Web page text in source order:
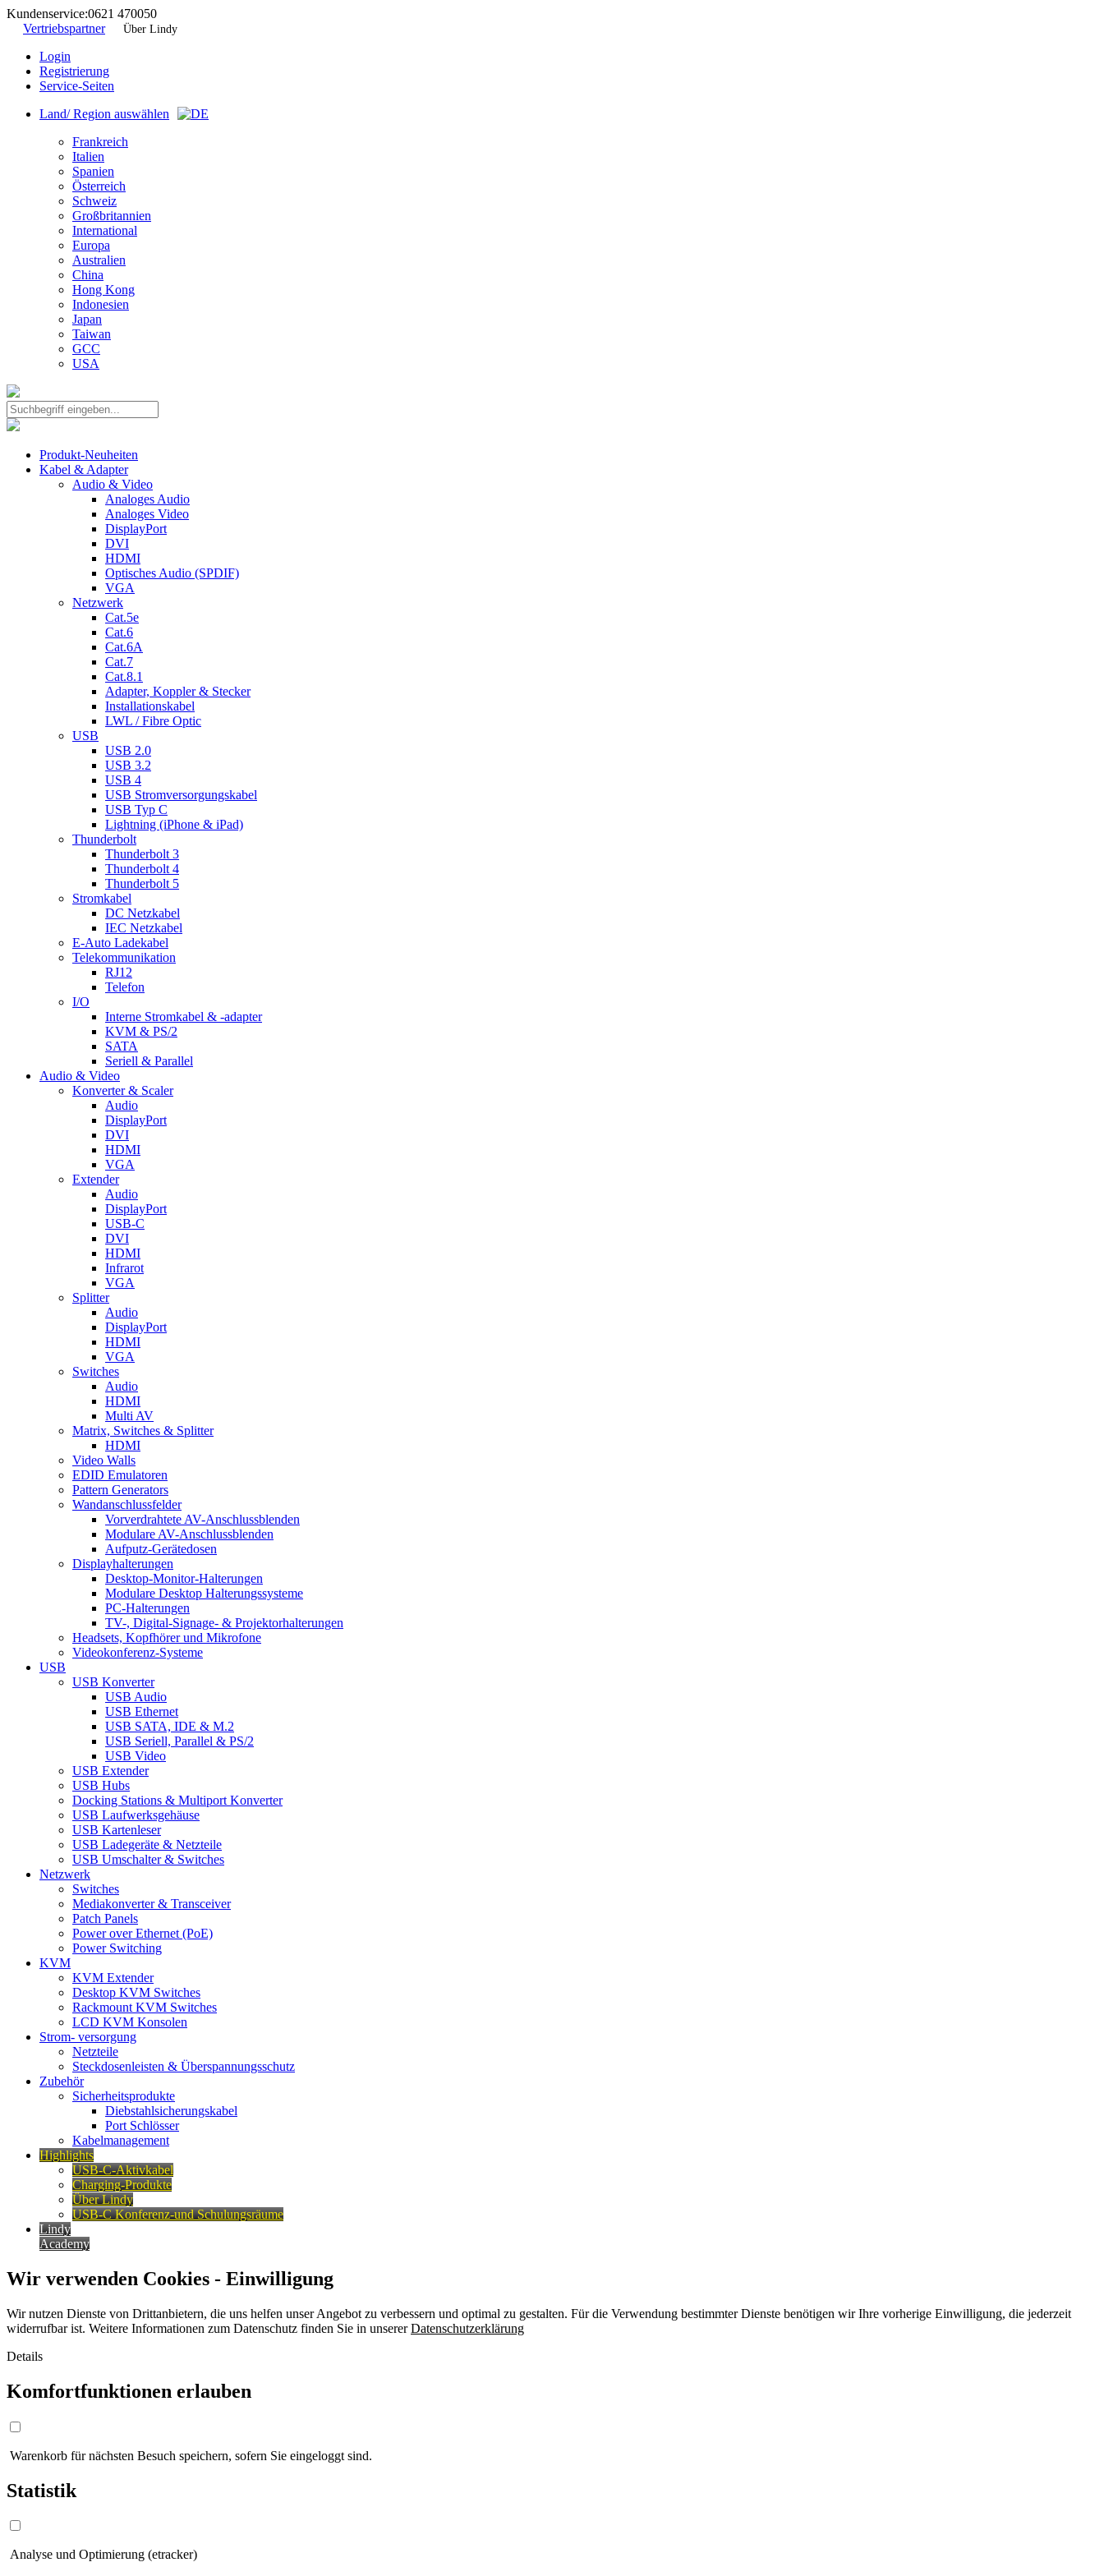
Kundenservice:0621 470050
Vertriebspartner
Über Lindy
Login
Registrierung
Service-Seiten
Land/ Region auswählen
Frankreich
Italien
Spanien
Österreich
Schweiz
Großbritannien
International
Europa
Australien
China
Hong Kong
Indonesien
Japan
Taiwan
GCC
USA
Produkt-Neuheiten
Kabel & Adapter
Audio & Video
Analoges Audio
Analoges Video
DisplayPort
DVI
HDMI
Optisches Audio (SPDIF)
VGA
Netzwerk
Cat.5e
Cat.6
Cat.6A
Cat.7
Cat.8.1
Adapter, Koppler & Stecker
Installationskabel
LWL / Fibre Optic
USB
USB 2.0
USB 3.2
USB 4
USB Stromversorgungskabel
USB Typ C
Lightning (iPhone & iPad)
Thunderbolt
Thunderbolt 3
Thunderbolt 4
Thunderbolt 5
Stromkabel
DC Netzkabel
IEC Netzkabel
E-Auto Ladekabel
Telekommunikation
RJ12
Telefon
I/O
Interne Stromkabel & -adapter
KVM & PS/2
SATA
Seriell & Parallel
Audio & Video
Konverter & Scaler
Audio
DisplayPort
DVI
HDMI
VGA
Extender
Audio
DisplayPort
USB-C
DVI
HDMI
Infrarot
VGA
Splitter
Audio
DisplayPort
HDMI
VGA
Switches
Audio
HDMI
Multi AV
Matrix, Switches & Splitter
HDMI
Video Walls
EDID Emulatoren
Pattern Generators
Wandanschlussfelder
Vorverdrahtete AV-Anschlussblenden
Modulare AV-Anschlussblenden
Aufputz-Gerätedosen
Displayhalterungen
Desktop-Monitor-Halterungen
Modulare Desktop Halterungssysteme
PC-Halterungen
TV-, Digital-Signage- & Projektorhalterungen
Headsets, Kopfhörer und Mikrofone
Videokonferenz-Systeme
USB
USB Konverter
USB Audio
USB Ethernet
USB SATA, IDE & M.2
USB Seriell, Parallel & PS/2
USB Video
USB Extender
USB Hubs
Docking Stations & Multiport Konverter
USB Laufwerksgehäuse
USB Kartenleser
USB Ladegeräte & Netzteile
USB Umschalter & Switches
Netzwerk
Switches
Mediakonverter & Transceiver
Patch Panels
Power over Ethernet (PoE)
Power Switching
KVM
KVM Extender
Desktop KVM Switches
Rackmount KVM Switches
LCD KVM Konsolen
Strom- versorgung
Netzteile
Steckdosenleisten & Überspannungsschutz
Zubehör
Sicherheitsprodukte
Diebstahlsicherungskabel
Port Schlösser
Kabelmanagement
Highlights
USB-C-Aktivkabel
Charging-Produkte
Über Lindy
USB-C Konferenz-und Schulungsräume
Lindy
Academy
Wir verwenden Cookies - Einwilligung
Wir nutzen Dienste von Drittanbietern, die uns helfen unser Angebot zu verbessern und optimal zu gestalten. Für die Verwendung bestimmter Dienste benötigen wir Ihre vorherige Einwilligung, die jederzeit
widerrufbar ist. Weitere Informationen zum Datenschutz finden Sie in unsererDatenschutzerklärung
Details
Komfortfunktionen erlauben
Warenkorb für nächsten Besuch speichern, sofern Sie eingeloggt sind.
Statistik
Analyse und Optimierung (etracker)